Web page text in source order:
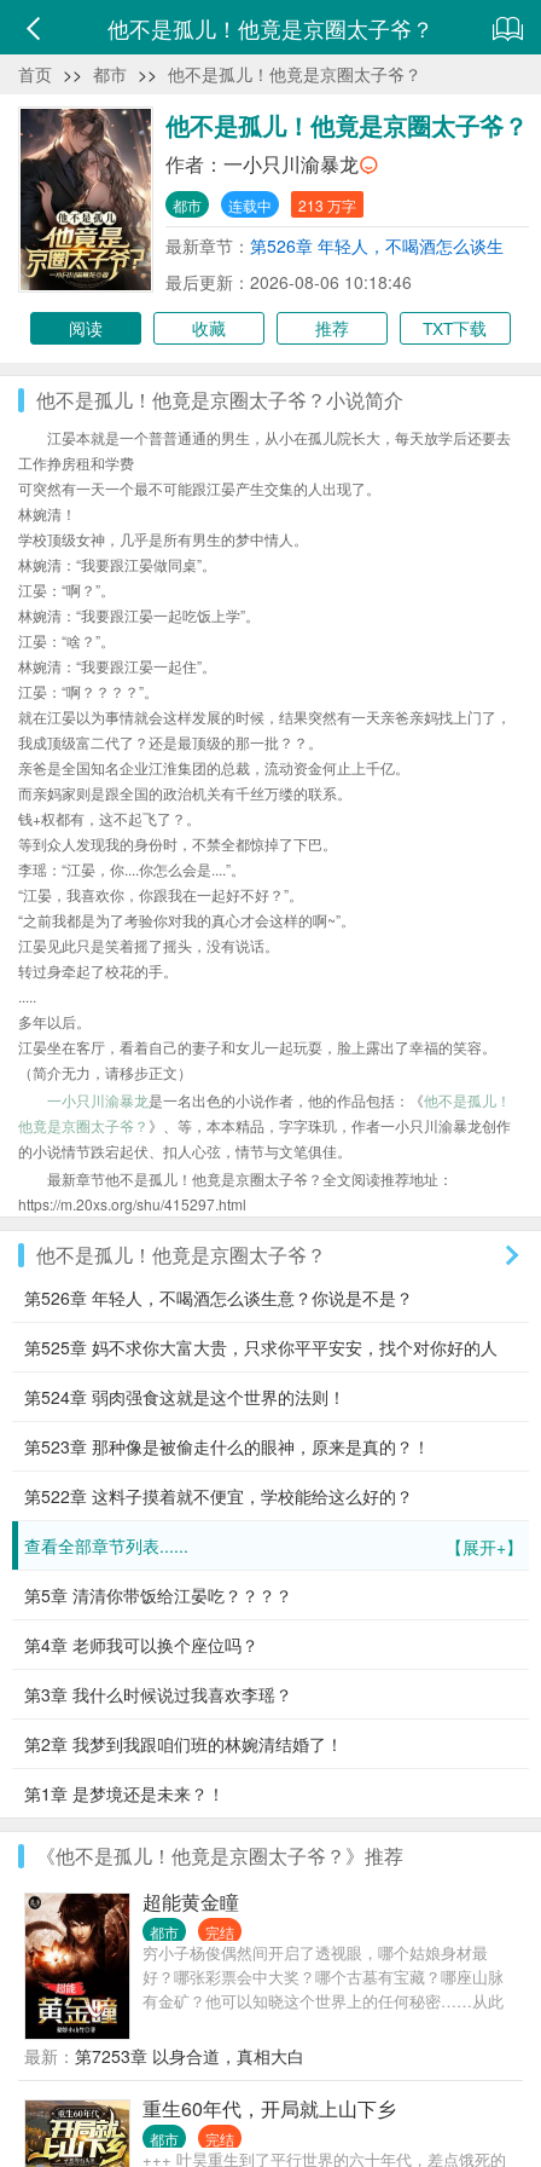
他不是孤儿！他竟是京圈太子爷？
首页 >> 都市 >> 他不是孤儿！他竟是京圈太子爷？
他不是孤儿！他竟是京圈太子爷？
作者： 一小只川渝暴龙
都市 连载中 213 万字
最新章节： 第526章 年轻人，不喝酒怎么谈生
意？你说是不是？
最后更新：2026-08-06 10:18:46
阅读
收藏 推荐 TXT下载
他不是孤儿！他竟是京圈太子爷？小说简介
江晏本就是一个普普通通的男生，从小在孤儿院长大，每天放学后还要去
工作挣房租和学费
可突然有一天一个最不可能跟江晏产生交集的人出现了。
林婉清！
学校顶级女神，几乎是所有男生的梦中情人。
林婉清：“我要跟江晏做同桌”。
江晏：“啊？”。
林婉清：“我要跟江晏一起吃饭上学”。
江晏：“啥？”。
林婉清：“我要跟江晏一起住”。
江晏：“啊？？？？”。
就在江晏以为事情就会这样发展的时候，结果突然有一天亲爸亲妈找上门了，
我成顶级富二代了？还是最顶级的那一批？？。
亲爸是全国知名企业江淮集团的总裁，流动资金何止上千亿。
而亲妈家则是跟全国的政治机关有千丝万缕的联系。
钱+权都有，这不起飞了？。
等到众人发现我的身份时，不禁全都惊掉了下巴。
李瑶：“江晏，你....你怎么会是....”。
“江晏，我喜欢你，你跟我在一起好不好？”。
“之前我都是为了考验你对我的真心才会这样的啊~”。
江晏见此只是笑着摇了摇头，没有说话。
转过身牵起了校花的手。
.....
多年以后。
江晏坐在客厅，看着自己的妻子和女儿一起玩耍，脸上露出了幸福的笑容。
（简介无力，请移步正文）
一小只川渝暴龙是一名出色的小说作者，他的作品包括：《他不是孤儿！
他竟是京圈太子爷？ 》、等，本本精品，字字珠玑，作者一小只川渝暴龙创作
的小说情节跌宕起伏、扣人心弦，情节与文笔俱佳。
最新章节他不是孤儿！他竟是京圈太子爷？全文阅读推荐地址：
https://m.20xs.org/shu/415297.html
他不是孤儿！他竟是京圈太子爷？
第526章 年轻人，不喝酒怎么谈生意？你说是不是？
第525章 妈不求你大富大贵，只求你平平安安，找个对你好的人
第524章 弱肉强食这就是这个世界的法则！
第523章 那种像是被偷走什么的眼神，原来是真的？！
第522章 这料子摸着就不便宜，学校能给这么好的？
【展开+】
查看全部章节列表......
第5章 清清你带饭给江晏吃？？？？
第4章 老师我可以换个座位吗？
第3章 我什么时候说过我喜欢李瑶？
第2章 我梦到我跟咱们班的林婉清结婚了！
第1章 是梦境还是未来？！
《他不是孤儿！他竟是京圈太子爷？》推荐
超能黄金瞳
都市 完结
穷小子杨俊偶然间开启了透视眼，哪个姑娘身材最
好？哪张彩票会中大奖？哪个古墓有宝藏？哪座山脉
有金矿？他可以知晓这个世界上的任何秘密……从此
最新： 第7253章 以身合道，真相大白
重生60年代，开局就上山下乡
都市 完结
+++ 叶昊重生到了平行世界的六十年代，差点饿死的